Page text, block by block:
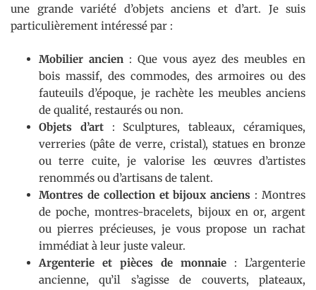
une grande variété d’objets anciens et d’art. Je suis
particulièrement intéressé par :
Mobilier ancien : Que vous ayez des meubles en
bois massif, des commodes, des armoires ou des
fauteuils d’époque, je rachète les meubles anciens
de qualité, restaurés ou non.
Objets d’art: Sculptures, tableaux, céramiques,
verreries (pâte de verre, cristal), statues en bronze
ou terre cuite, je valorise les œuvres d’artistes
renommés ou d’artisans de talent.
Montres de collection et bijoux anciens : Montres
de poche, montres-bracelets, bijoux en or, argent
ou pierres précieuses, je vous propose un rachat
immédiat à leur juste valeur.
Argenterie et pièces de monnaie : L’argenterie
ancienne, qu’il s’agisse de couverts, plateaux,